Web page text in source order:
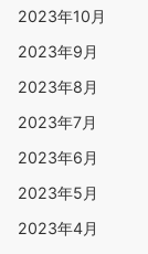
2023年10月
2023年9月
2023年8月
2023年7月
2023年6月
2023年5月
2023年4月